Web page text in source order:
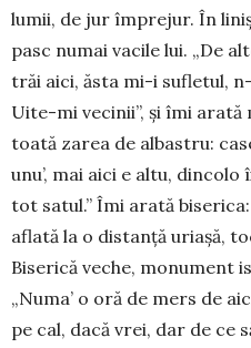
lumii, de jur împrejur. În
pasc numai vacile lui. „De
trăi aici, ăsta mi-i sufletul,
Uite-mi veci­nii”, și îmi
toată zarea de albastru:
unu’, mai aici e altu, dincolo
tot satul.” Îmi arată
aflată la o distanță uria­șă,
Biserică veche, monu­ment
„Numa’ o oră de mers de
pe cal, dacă vrei, dar de ce